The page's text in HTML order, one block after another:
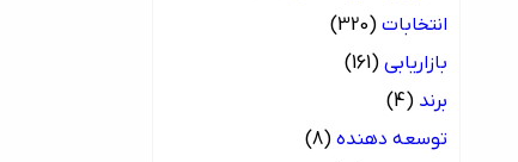
انتخابات (320)
بازاریابی (161)
برند (4)
توسعه دهنده (8)